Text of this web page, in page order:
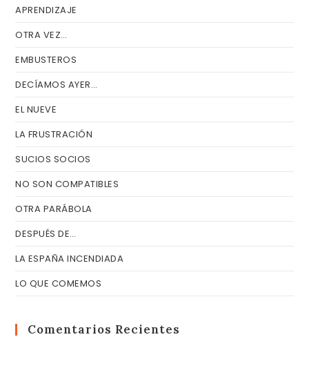
APRENDIZAJE
OTRA VEZ…
EMBUSTEROS
DECÍAMOS AYER…
EL NUEVE
LA FRUSTRACIÓN
SUCIOS SOCIOS
NO SON COMPATIBLES
OTRA PARÁBOLA
DESPUÉS DE…
LA ESPAÑA INCENDIADA
LO QUE COMEMOS
Comentarios Recientes